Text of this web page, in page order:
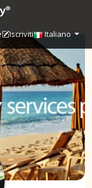
Iscriviti Italiano